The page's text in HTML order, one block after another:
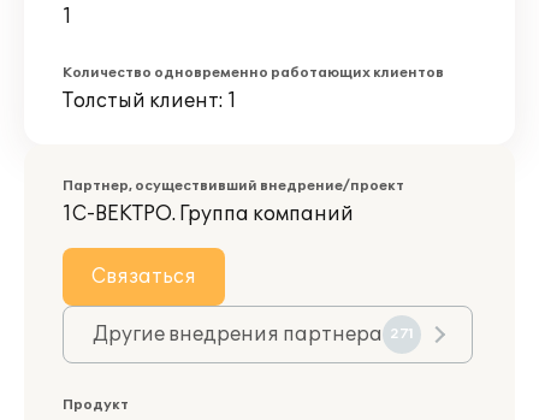
1
Количество одновременно работающих клиентов
Толстый клиент: 1
Партнер, осуществивший внедрение/проект
1С-ВЕКТРО. Группа компаний
Связаться
Другие внедрения партнера 271
Продукт